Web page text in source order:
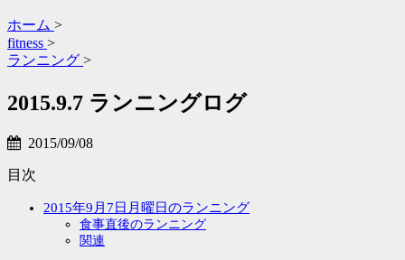
ホーム >
fitness >
ランニング >
2015.9.7 ランニングログ
2015/09/08
目次
2015年9月7日月曜日のランニング
食事直後のランニング
関連